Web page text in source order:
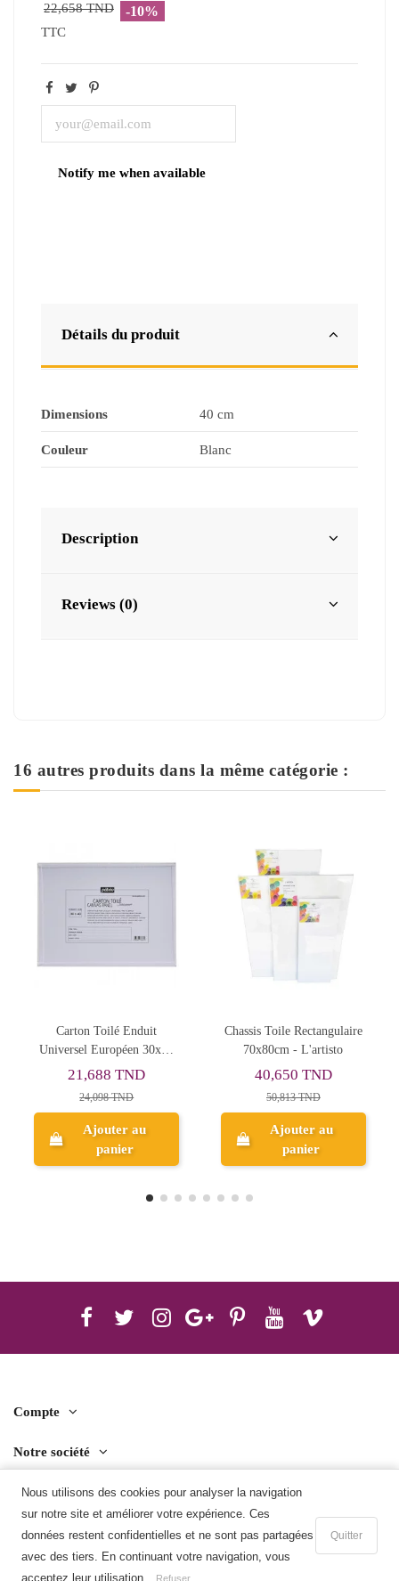
Nous utilisons des cookies pour analyser la navigation
sur notre site et améliorer votre expérience. Ces
données restent confidentielles et ne sont pas partagées
avec des tiers. En continuant votre navigation, vous
acceptez leur utilisation.
Refuser
Quitter
22,658 TND -10%
TTC
Ajouter au panier
Détails du produit
Dimensions 40 cm
Couleur Blanc
Description
Reviews (0)
16 autres produits dans la même catégorie :
Chassis Toile Rectangulaire
70x80cm - L'artisto
40,650 TND
50,813 TND
Ajouter au
panier
Chassis Toile Rectangulaire
60x80cm - L'artisto
34,539 TND
43,173 TND
Ajouter au
panier
Compte
Notre société
Contact us
Télécharger l'application mobile